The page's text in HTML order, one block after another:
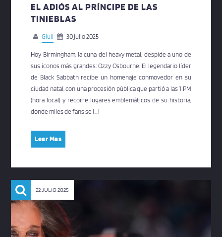
EL ADIÓS AL PRÍNCIPE DE LAS
TINIEBLAS
Giuli 30 julio 2025
Hoy Birmingham, la cuna del heavy metal, despide a uno de
sus íconos más grandes: Ozzy Osbourne. El legendario líder
de Black Sabbath recibe un homenaje conmovedor en su
ciudad natal, con una procesión pública que partió a las 1 PM
(hora local) y recorre lugares emblemáticos de su historia,
donde miles de fans se […]
Leer Mas
22 JULIO 2025